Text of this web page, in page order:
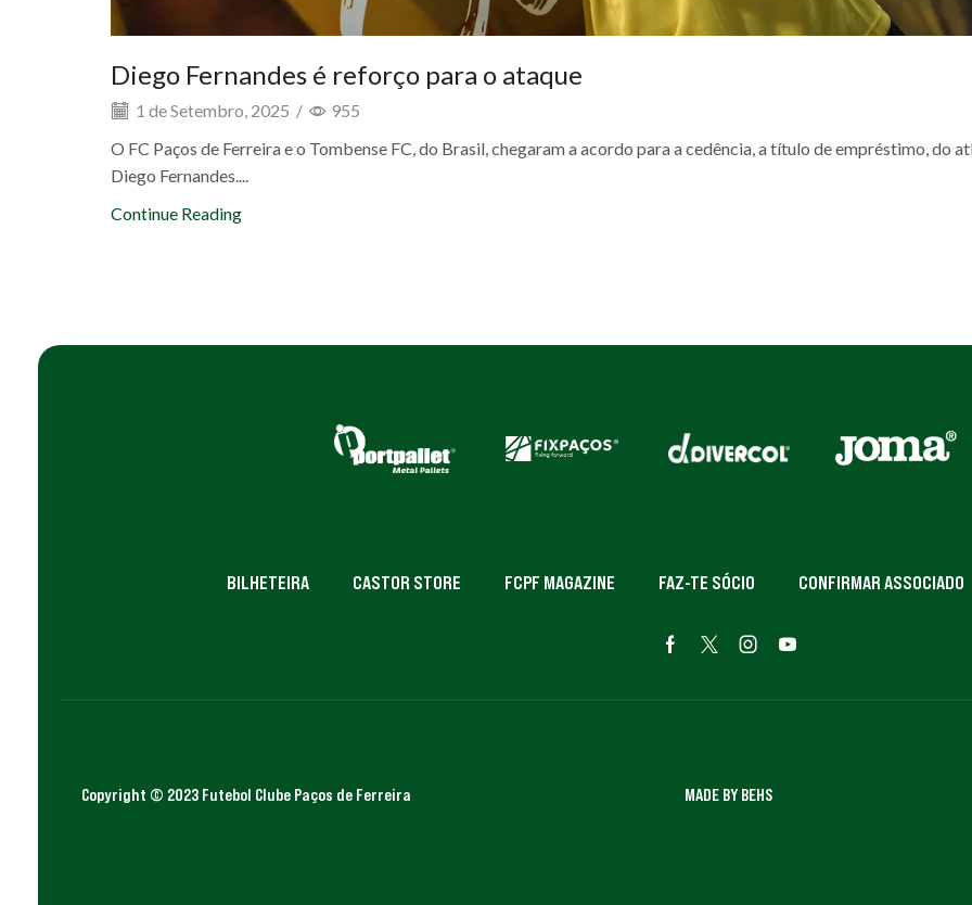
Diego Fernandes é reforço para o ataque
1 de Setembro, 2025 /
955
O FC Paços de Ferreira e o Tombense FC, do Brasil, chegaram a acordo para a cedência, a título de empréstimo, do
Diego Fernandes....
Continue Reading
BILHETEIRA CASTOR STORE FCPF MAGAZINE FAZ-TE SÓCIO CONFIRMAR ASSOCIADO
Copyright © 2023 Futebol Clube Paços de Ferreira MADE BY BEHS